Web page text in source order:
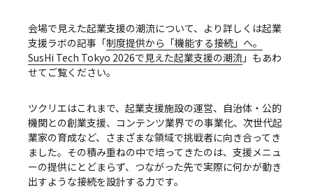
会場で見えた起業支援の潮流について、より詳しくは起業
支援ラボの記事「制度提供から「機能する接続」へ。
SusHi Tech Tokyo 2026で見えた起業支援の潮流 」もあわ
せてご覧ください。
ツクリエはこれまで、起業支援施設の運営、自治体・公的
機関との創業支援、コンテンツ業界での事業化、次世代起
業家の育成など、さまざまな領域で挑戦者に向き合ってき
ました。その積み重ねの中で培ってきたのは、支援メニュ
ーの提供にとどまらず、つながった先で実際に何かが動き
出すような接続を設計する力です。